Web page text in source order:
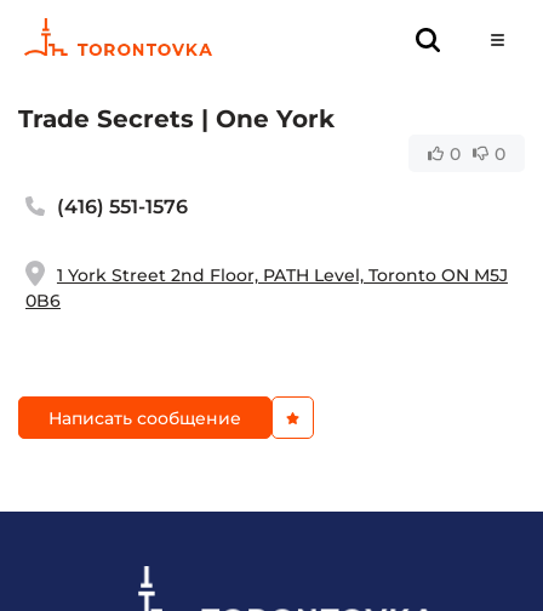
Trade Secrets | One York
0 0
(416) 551-1576
1 York Street 2nd Floor, PATH Level, Toronto ON M5J
0B6
Написать сообщение